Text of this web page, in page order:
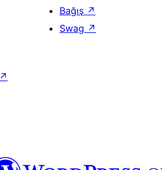
Bağış ↗
Swag ↗
↗